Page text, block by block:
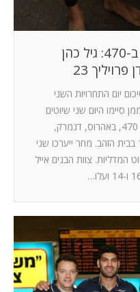
בית הזהב אליפות אירופה ב-470: גיל כהן
במפרשיות 470, בסיכום יום התחרויות השני
סיימו היום שני שיוטים
נוספים באליפות אירופה במפרשיות 470, באהרוס, דנמרק,
במקומות 8 ו-19 ונותרו במקום ה-14 בבית הזהב. מחר ייערכו שני
המדליות. צוות הבנים אייל